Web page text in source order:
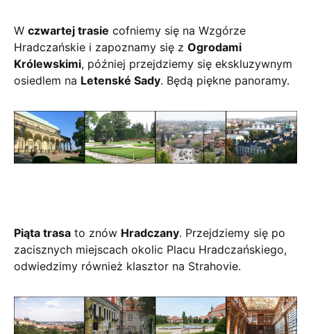
W czwartej trasie cofniemy się na Wzgórze
Hradczańskie i zapoznamy się z Ogrodami
Królewskimi, później przejdziemy się ekskluzywnym
osiedlem na Letenské Sady. Będą piękne panoramy.
Piąta trasa to znów Hradczany. Przejdziemy się po
zacisznych miejscach okolic Placu Hradczańskiego,
odwiedzimy również klasztor na Strahovie.